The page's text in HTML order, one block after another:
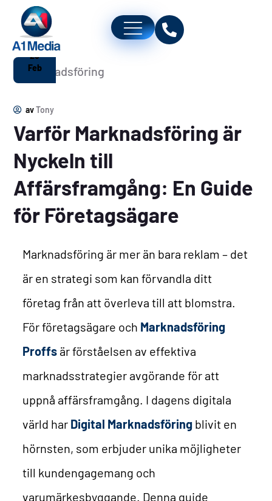
26
Feb
avTony
Varför Marknadsföring är
Nyckeln till
Affärsframgång: En Guide
för Företagsägare
Marknadsföring är mer än bara reklam – det
är en strategi som kan förvandla ditt
företag från att överleva till att blomstra.
För företagsägare och Marknadsföring
Proffs är förståelsen av effektiva
marknadsstrategier avgörande för att
uppnå affärsframgång. I dagens digitala
värld har Digital Marknadsföring blivit en
hörnsten, som erbjuder unika möjligheter
till kundengagemang och
varumärkesbyggande. Denna guide